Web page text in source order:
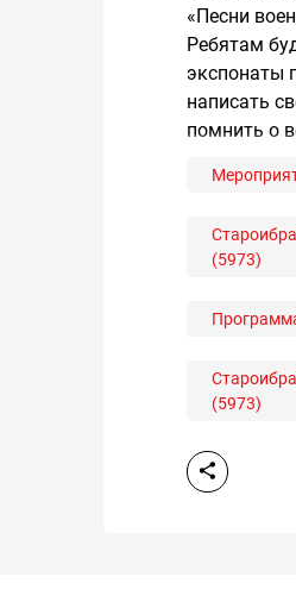
«Песни
Ребятам
экспонаты
написать
помнить о
(5973)
(5973)